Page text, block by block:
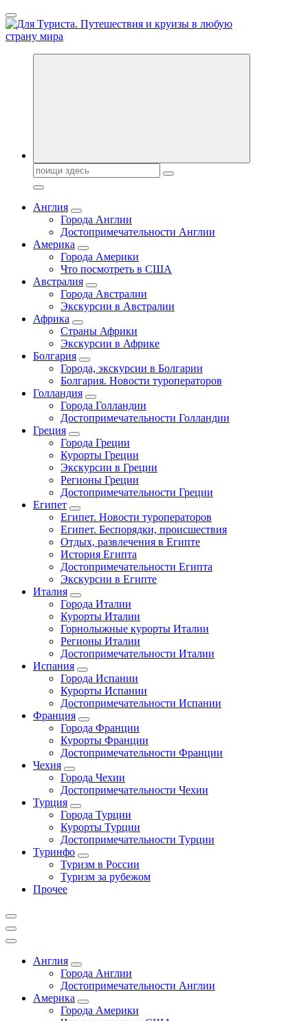
Перейти
к
содержанию
Новости туризма, куда поехать на отдых, где провести отпуск.
Поиск:
Англия
Города Англии
Достопримечательности Англии
Америка
Города Америки
Что посмотреть в США
Австралия
Города Австралии
Экскурсии в Австралии
Африка
Страны Африки
Экскурсии в Африке
Болгария
Города, экскурсии в Болгарии
Болгария. Новости туроператоров
Голландия
Города Голландии
Достопримечательности Голландии
Греция
Города Греции
Курорты Греции
Экскурсии в Греции
Регионы Греции
Достопримечательности Греции
Египет
Египет. Новости туроператоров
Египет. Беспорядки, происшествия
Отдых, развлечения в Египте
История Египта
Достопримечательности Египта
Экскурсии в Египте
Италия
Города Италии
Курорты Италии
Горнолыжные курорты Италии
Регионы Италии
Достопримечательности Италии
Испания
Города Испании
Курорты Испании
Достопримечательности Испании
Франция
Города Франции
Курорты Франции
Достопримечательности Франции
Чехия
Города Чехии
Достопримечательности Чехии
Турция
Города Турции
Курорты Турции
Достопримечательности Турции
Туринфо
Туризм в России
Туризм за рубежом
Прочее
Англия
Города Англии
Достопримечательности Англии
Америка
Города Америки